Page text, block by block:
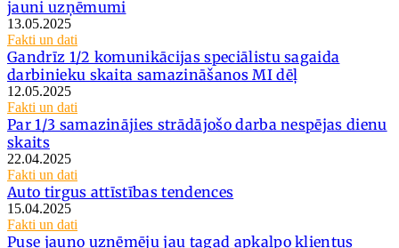
jauni uzņēmumi
13.05.2025
Fakti un dati
Gandrīz 1/2 komunikācijas speciālistu sagaida
darbinieku skaita samazināšanos MI dēļ
12.05.2025
Fakti un dati
Par 1/3 samazinājies strādājošo darba nespējas dienu
skaits
22.04.2025
Fakti un dati
Auto tirgus attīstības tendences
15.04.2025
Fakti un dati
Puse jauno uzņēmēju jau tagad apkalpo klientus